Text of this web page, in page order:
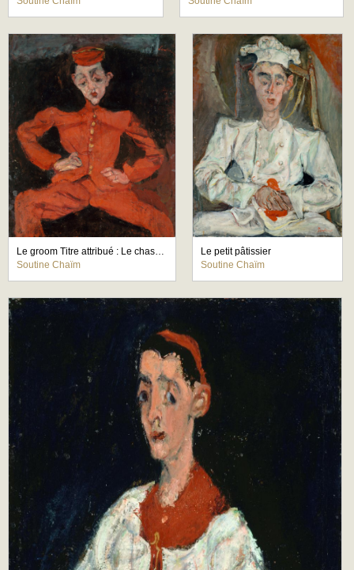
Le groom Titre attribué : Le chasseur
Soutine Chaïm
Le petit pâtissier
Soutine Chaïm